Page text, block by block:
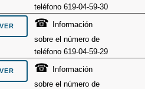
teléfono 619-04-59-30
☎ Información
sobre el número de
teléfono 619-04-59-29
☎ Información
sobre el número de